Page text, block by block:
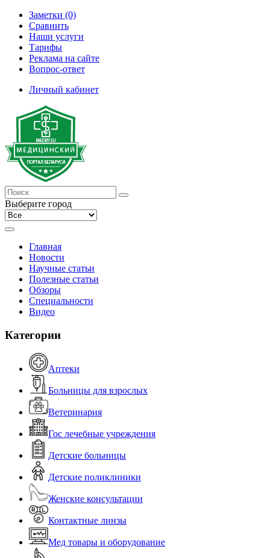
Заметки (0)
Сравнить
Наши услуги
Тарифы
Реклама на сайте
Вопрос-ответ
Личный кабинет
Выберите город
Главная
Новости
Научные статьи
Полезные статьи
Обзоры
Специальности
Видео
Категории
Аптеки
Больницы для взрослых
Ветеринария
Гос лечебные учреждения
Детские больницы
Детские поликлиники
Женские консультации
Контактные линзы
Мед товары и оборудование